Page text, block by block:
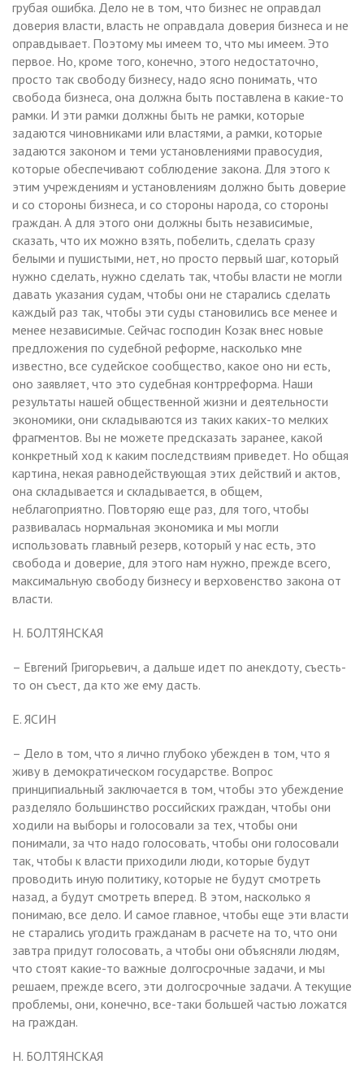
грубая ошибка. Дело не в том, что бизнес не оправдал
доверия власти, власть не оправдала доверия бизнеса и не
оправдывает. Поэтому мы имеем то, что мы имеем. Это
первое. Но, кроме того, конечно, этого недостаточно,
просто так свободу бизнесу, надо ясно понимать, что
свобода бизнеса, она должна быть поставлена в какие-то
рамки. И эти рамки должны быть не рамки, которые
задаются чиновниками или властями, а рамки, которые
задаются законом и теми установлениями правосудия,
которые обеспечивают соблюдение закона. Для этого к
этим учреждениям и установлениям должно быть доверие
и со стороны бизнеса, и со стороны народа, со стороны
граждан. А для этого они должны быть независимые,
сказать, что их можно взять, побелить, сделать сразу
белыми и пушистыми, нет, но просто первый шаг, который
нужно сделать, нужно сделать так, чтобы власти не могли
давать указания судам, чтобы они не старались сделать
каждый раз так, чтобы эти суды становились все менее и
менее независимые. Сейчас господин Козак внес новые
предложения по судебной реформе, насколько мне
известно, все судейское сообщество, какое оно ни есть,
оно заявляет, что это судебная контрреформа. Наши
результаты нашей общественной жизни и деятельности
экономики, они складываются из таких каких-то мелких
фрагментов. Вы не можете предсказать заранее, какой
конкретный ход к каким последствиям приведет. Но общая
картина, некая равнодействующая этих действий и актов,
она складывается и складывается, в общем,
неблагоприятно. Повторяю еще раз, для того, чтобы
развивалась нормальная экономика и мы могли
использовать главный резерв, который у нас есть, это
свобода и доверие, для этого нам нужно, прежде всего,
максимальную свободу бизнесу и верховенство закона от
власти.
Н. БОЛТЯНСКАЯ
– Евгений Григорьевич, а дальше идет по анекдоту, съесть-
то он съест, да кто же ему дасть.
Е. ЯСИН
– Дело в том, что я лично глубоко убежден в том, что я
живу в демократическом государстве. Вопрос
принципиальный заключается в том, чтобы это убеждение
разделяло большинство российских граждан, чтобы они
ходили на выборы и голосовали за тех, чтобы они
понимали, за что надо голосовать, чтобы они голосовали
так, чтобы к власти приходили люди, которые будут
проводить иную политику, которые не будут смотреть
назад, а будут смотреть вперед. В этом, насколько я
понимаю, все дело. И самое главное, чтобы еще эти власти
не старались угодить гражданам в расчете на то, что они
завтра придут голосовать, а чтобы они объясняли людям,
что стоят какие-то важные долгосрочные задачи, и мы
решаем, прежде всего, эти долгосрочные задачи. А текущие
проблемы, они, конечно, все-таки большей частью ложатся
на граждан.
Н. БОЛТЯНСКАЯ